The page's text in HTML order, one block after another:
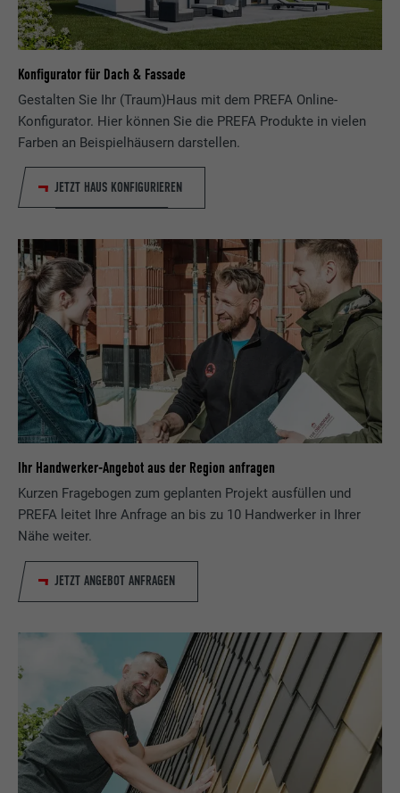
Konfigurator für Dach & Fassade
Gestalten Sie Ihr (Traum)Haus mit dem PREFA Online-
Konfigurator. Hier können Sie die PREFA Produkte in vielen
Farben an Beispielhäusern darstellen.
JETZT HAUS KONFIGURIEREN
Ihr Handwerker-Angebot aus der Region anfragen
Kurzen Fragebogen zum geplanten Projekt ausfüllen und
PREFA leitet Ihre Anfrage an bis zu 10 Handwerker in Ihrer
Nähe weiter.
JETZT ANGEBOT ANFRAGEN